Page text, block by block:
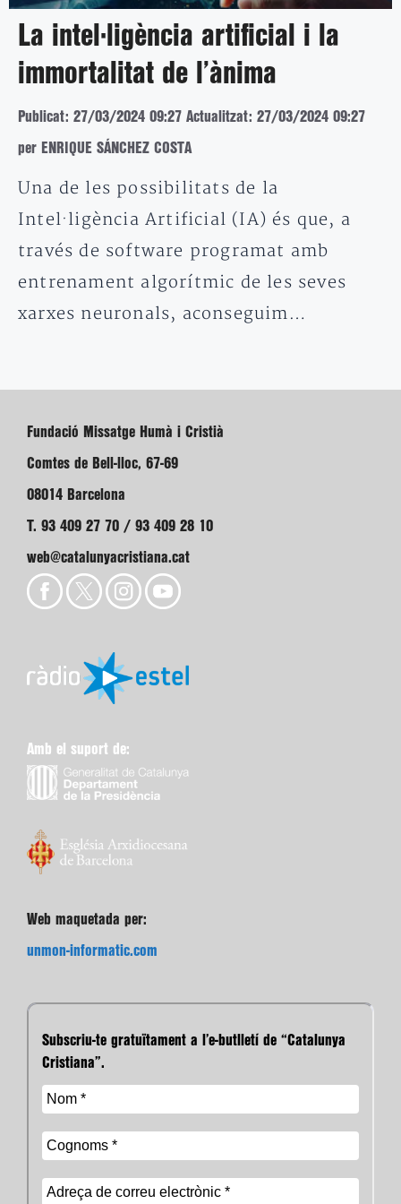
La intel·ligència artificial i la
immortalitat de l’ànima
Publicat: 27/03/2024 09:27 Actualitzat: 27/03/2024 09:27
per ENRIQUE SÁNCHEZ COSTA
Una de les possibilitats de la
Intel·ligència Artificial (IA) és que, a
través de software programat amb
entrenament algorítmic de les seves
xarxes neuronals, aconseguim…
Fundació Missatge Humà i Cristià
Comtes de Bell-lloc, 67-69
08014 Barcelona
T. 93 409 27 70 / 93 409 28 10
web@catalunyacristiana.cat
Amb el suport de:
Web maquetada per:
unmon-informatic.com
Subscriu-te gratuïtament a l’e-butlletí de “Catalunya
Cristiana”.